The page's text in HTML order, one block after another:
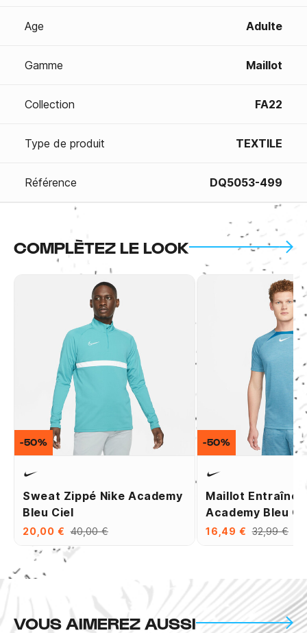
Age Adulte
Gamme Maillot
Collection FA22
Type de produit TEXTILE
Référence DQ5053-499
COMPLÈTEZ LE LOOK
Sweat Zippé Nike Academy
Bleu Ciel
20,00 € 40,00 €
-50%
Maillot
Academy Bleu
16,49 € 32,99 €
-50%
VOUS AIMEREZ AUSSI